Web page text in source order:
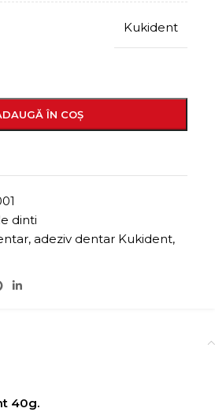
Kukident
ÎN COȘ
dinti
, adeziv dentar Kukident,
40g.